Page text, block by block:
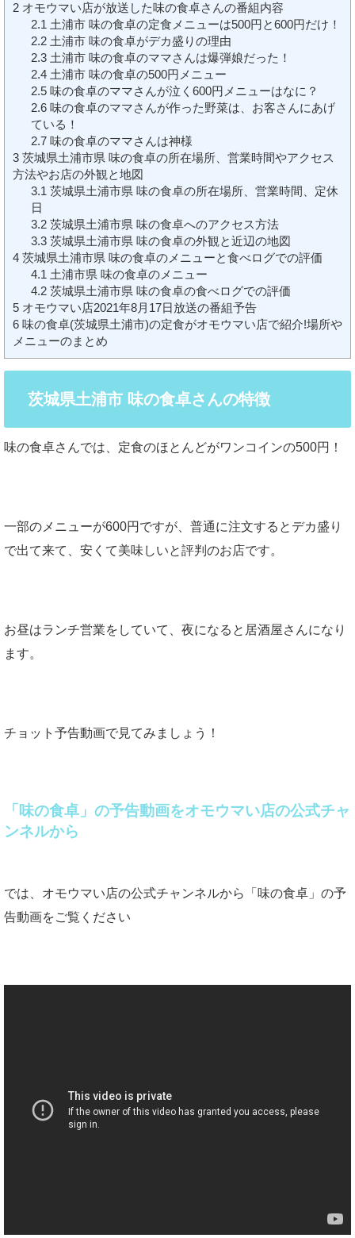
2 オモウマい店が放送した味の食卓さんの番組内容
2.1 土浦市 味の食卓の定食メニューは500円と600円だけ！
2.2土浦市 味の食卓がデカ盛りの理由
2.3土浦市 味の食卓のママさんは爆弾娘だった！
2.4土浦市 味の食卓の500円メニュー
2.5味の食卓のママさんが泣く600円メニューはなに？
2.6味の食卓のママさんが作った野菜は、お客さんにあげ
ている！
2.7味の食卓のママさんは神様
3 茨城県土浦市県 味の食卓の所在場所、営業時間やアクセス
方法やお店の外観と地図
3.1 茨城県土浦市県 味の食卓の所在場所、営業時間、定休
日
3.2茨城県土浦市県 味の食卓へのアクセス方法
3.3茨城県土浦市県 味の食卓の外観と近辺の地図
4 茨城県土浦市県 味の食卓のメニューと食べログでの評価
4.1 土浦市県 味の食卓のメニュー
4.2茨城県土浦市県 味の食卓の食べログでの評価
5 オモウマい店2021年8月17日放送の番組予告
6 味の食卓(茨城県土浦市)の定食がオモウマい店で紹介!場所や
メニューのまとめ
茨城県土浦市 味の食卓さんの特徴
味の食卓さんでは、定食のほとんどがワンコインの500円！
一部のメニューが600円ですが、普通に注文するとデカ盛り
で出て来て、安くて美味しいと評判のお店です。
お昼はランチ営業をしていて、夜になると居酒屋さんになり
ます。
チョット予告動画で見てみましょう！
「味の食卓」の予告動画をオモウマい店の公式チャ
ンネルから
では、オモウマい店の公式チャンネルから「味の食卓」の予
告動画をご覧ください